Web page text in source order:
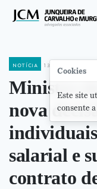
notícia 13 de abril de
Ministro
nova
salarial e
contrato
Cookies
Este site
consente